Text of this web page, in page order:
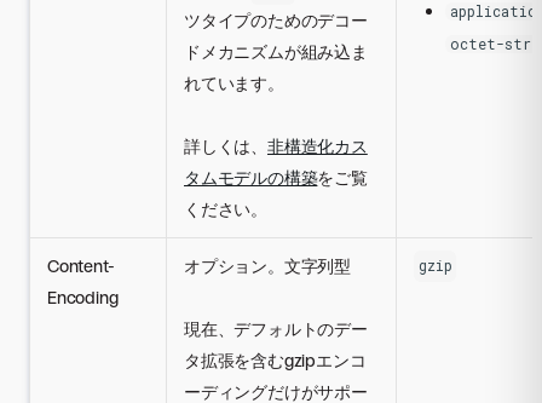
ツタイプのためのデコー
ドメカニズムが組み込ま
れています。
詳しくは、 非構造化カス
タムモデルの構築をご覧
ください。
octet-
Content-
Encoding
オプション。文字列型
現在、デフォルトのデー
タ拡張を含むgzipエンコ
ーディングだけがサポー
gzip